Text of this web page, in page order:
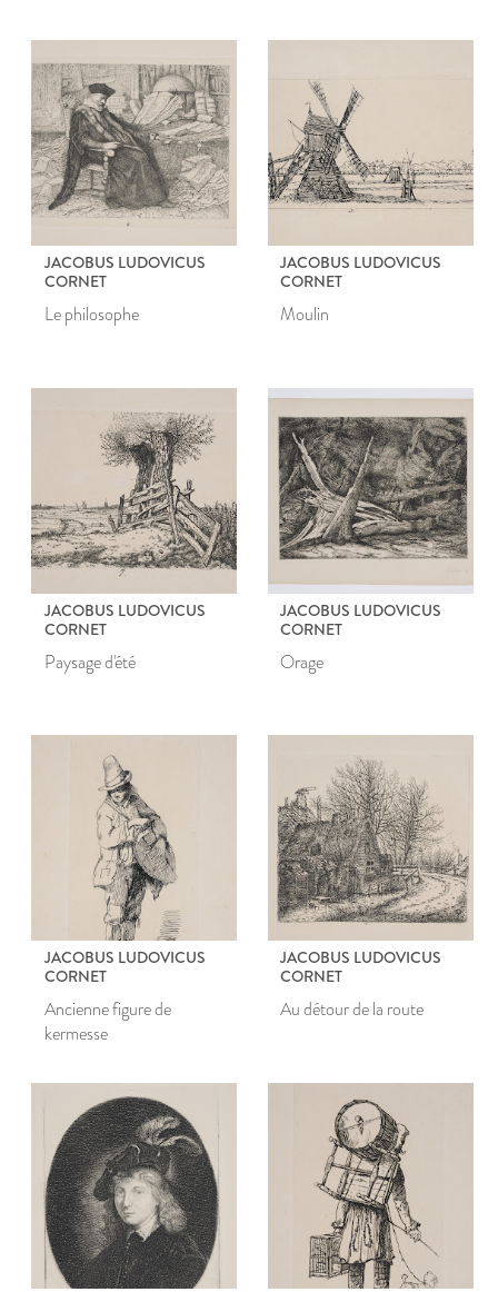
JACOBUS LUDOVICUS
CORNET
Le philosophe
JACOBUS LUDOVICUS
CORNET
Moulin
JACOBUS LUDOVICUS
CORNET
Paysage d'été
JACOBUS LUDOVICUS
CORNET
Orage
JACOBUS LUDOVICUS
CORNET
Ancienne figure de
kermesse
JACOBUS LUDOVICUS
CORNET
Au détour de la route